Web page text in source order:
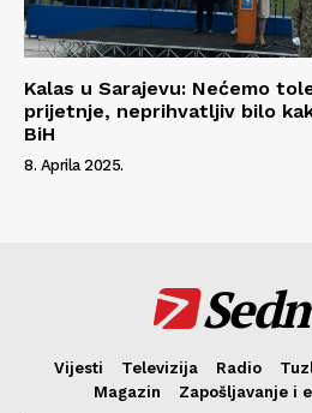
Kalas u Sarajevu: Nećemo
prijetnje, neprihvatljiv bilo
BiH
8. Aprila 2025.
Vijesti Televizija Radio
Magazin
Zapošljavanje i